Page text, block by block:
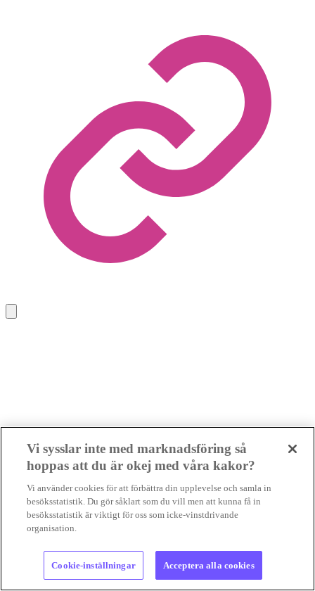
Vi sysslar inte med marknadsföring så
hoppas att du är okej med våra kakor?
Vi använder cookies för att förbättra din upplevelse och samla in
besöksstatistik. Du gör såklart som du vill men att kunna få in
besöksstatistik är viktigt för oss som icke-vinstdrivande
organisation.
Cookie-inställningar Acceptera alla cookies